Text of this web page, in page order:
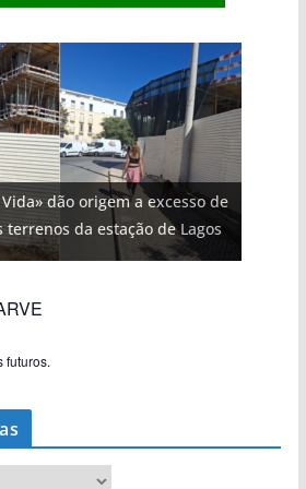
dão origem a excesso de
terrenos da estação de Lagos
futuros.